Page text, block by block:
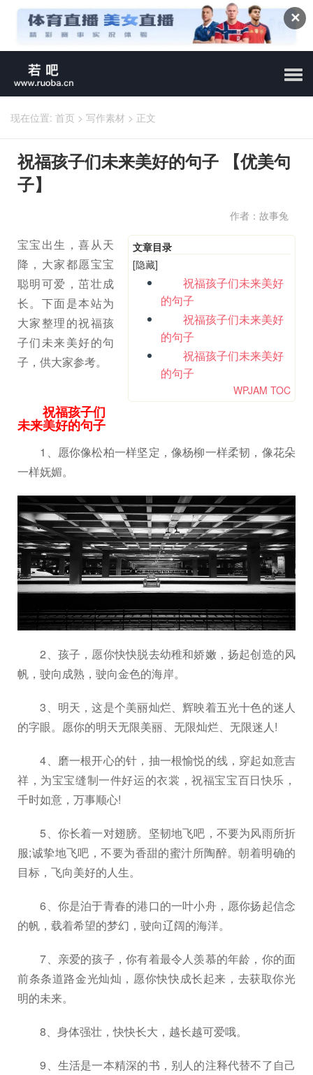
✕
现在位置: 首页 > 写作素材 > 正文
祝福孩子们未来美好的句子 【优美句
子】
作者：故事兔
文章目录
[隐藏]
祝福孩子们未来美好
的句子
祝福孩子们未来美好
的句子
祝福孩子们未来美好
的句子
WPJAM TOC
宝宝出生，喜从天
降，大家都愿宝宝
聪明可爱，茁壮成
长。下面是本站为
大家整理的祝福孩
子们未来美好的句
子，供大家参考。
祝福孩子们
未来美好的句子
1、愿你像松柏一样坚定，像杨柳一样柔韧，像花朵
一样妩媚。
2、孩子，愿你快快脱去幼稚和娇嫩，扬起创造的风
帆，驶向成熟，驶向金色的海岸。
3、明天，这是个美丽灿烂、辉映着五光十色的迷人
的字眼。愿你的明天无限美丽、无限灿烂、无限迷人!
4、磨一根开心的针，抽一根愉悦的线，穿起如意吉
祥，为宝宝缝制一件好运的衣裳，祝福宝宝百日快乐，
千时如意，万事顺心!
5、你长着一对翅膀。坚韧地飞吧，不要为风雨所折
服;诚挚地飞吧，不要为香甜的蜜汁所陶醉。朝着明确的
目标，飞向美好的人生。
6、你是泊于青春的港口的一叶小舟，愿你扬起信念
的帆，载着希望的梦幻，驶向辽阔的海洋。
7、亲爱的孩子，你有着最令人羡慕的年龄，你的面
前条条道路金光灿灿，愿你快快成长起来，去获取你光
明的未来。
8、身体强壮，快快长大，越长越可爱哦。
9、生活是一本精深的书，别人的注释代替不了自己